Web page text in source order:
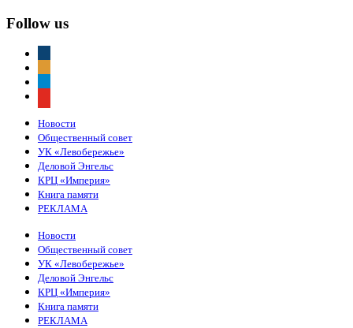
Follow us
Новости
Общественный совет
УК «Левобережье»
Деловой Энгельс
КРЦ «Империя»
Книга памяти
РЕКЛАМА
Новости
Общественный совет
УК «Левобережье»
Деловой Энгельс
КРЦ «Империя»
Книга памяти
РЕКЛАМА